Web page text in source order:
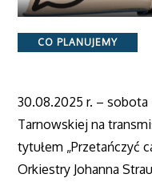
Categories
CO PLANUJEMY
30.08.2025 r. –
Tarnowskiej na
tytułem „Przetańczyć
Orkiestry Johanna